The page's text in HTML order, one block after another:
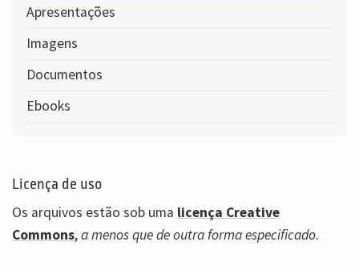
Apresentações
Imagens
Documentos
Ebooks
Licença de uso
Os arquivos estão sob uma licença Creative
Commons,a menos que de outra forma especificado.